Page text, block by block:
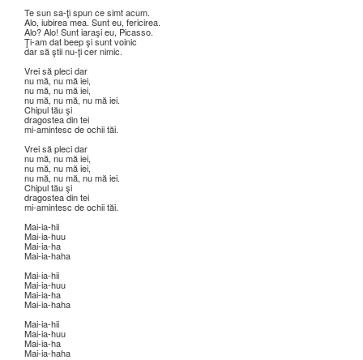
Te sun sa-ţi spun ce simt acum.
Alo, iubirea mea. Sunt eu, fericirea.
Alo? Alo! Sunt iaraşi eu, Picasso.
Ţi-am dat beep şi sunt voinic
dar să ştii nu-ţi cer nimic.
Vrei să pleci dar
nu mă, nu mă iei,
nu mă, nu mă iei,
nu mă, nu mă, nu mă iei.
Chipul tău şi
dragostea din tei
mi-amintesc de ochii tăi.
Vrei să pleci dar
nu mă, nu mă iei,
nu mă, nu mă iei,
nu mă, nu mă, nu mă iei.
Chipul tău şi
dragostea din tei
mi-amintesc de ochii tăi.
Mai-ia-hii
Mai-ia-huu
Mai-ia-ha
Mai-ia-haha
Mai-ia-hii
Mai-ia-huu
Mai-ia-ha
Mai-ia-haha
Mai-ia-hii
Mai-ia-huu
Mai-ia-ha
Mai-ia-haha